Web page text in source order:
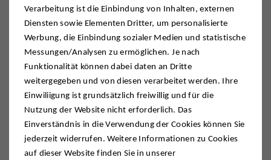
B C D E F G H I J K L
O Q R U V X Y
A
Aufbau Kunst – Ausstellungs-Architekturen,
Installationen, Skulpturen …
Aktenvernichtung – Lesbarkeit wird unmöglich
Verarbeitung ist die Einbindung von Inhalten, externen
Diensten sowie Elementen Dritter, um personalisierte
Werbung, die Einbindung sozialer Medien und statistische
Messungen/Analysen zu ermöglichen. Je nach
Funktionalität können dabei daten an Dritte
weitergegeben und von diesen verarbeitet werden. Ihre
Einwiliigung ist grundsätzlich freiwillig und für die
Nutzung der Website nicht erforderlich. Das
Einverständnis in die Verwendung der Cookies können Sie
jederzeit widerrufen. Weitere Informationen zu Cookies
auf dieser Website finden Sie in unserer